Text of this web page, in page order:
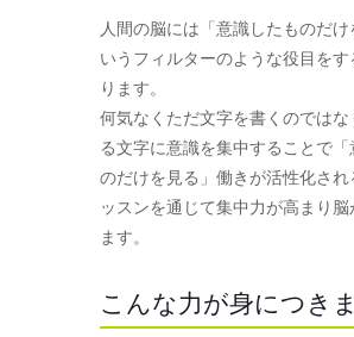
人間の脳には「意識したものだけ
いうフィルターのような役目を
ります。
何気なくただ文字を書くのではな
る文字に意識を集中することで「
のだけを見る」働きが活性化され
ッスンを通じて集中力が高まり脳
ます。
こんな力が身につき